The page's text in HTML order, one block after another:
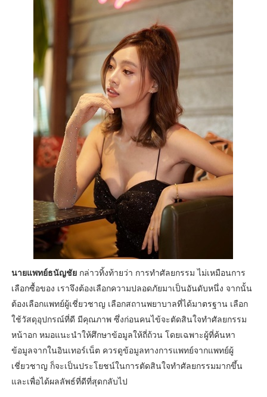
นายแพทย์ธนัญชัยกล่าวทิ้งท้ายว่า การทำศัลยกรรม ไม่เหมือนการ
เลือกซื้อของ เราจึงต้องเลือกความปลอดภัยมาเป็นอันดับหนึ่ง จากนั้น
ต้องเลือกแพทย์ผู้เชี่ยวชาญ เลือกสถานพยาบาลที่ได้มาตรฐาน เลือก
ใช้วัสดุอุปกรณ์ที่ดี มีคุณภาพ ซึ่งก่อนคนไข้จะตัดสินใจทำศัลยกรรม
หน้าอก หมอแนะนำให้ศึกษาข้อมูลให้ถี่ถ้วน โดยเฉพาะผู้ที่ค้นหา
ข้อมูลจากในอินเทอร์เน็ต ควรดูข้อมูลทางการแพทย์จากแพทย์ผู้
เชี่ยวชาญ ก็จะเป็นประโยชน์ในการตัดสินใจทำศัลยกรรมมากขึ้น
และเพื่อได้ผลลัพธ์ที่ดีที่สุดกลับไป